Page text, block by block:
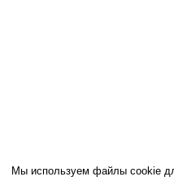
Мы используем файлы cookie